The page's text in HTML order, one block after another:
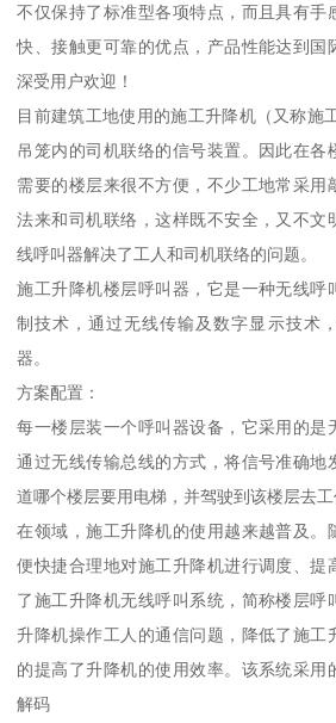
不仅保持了标准型各项特点，而且具有手
快、接触更可靠的优点，产品性能达到国
深受用户欢迎！
目前建筑工地使用的施工升降机（又称施
吊笼内的司机联络的信号装置。因此在各
需要的楼层来很不方便，不少工地常采用
法来和司机联络，这样既不安全，又不文
线呼叫器解决了工人和司机联络的问题。
施工升降机楼层呼叫器，它是一种无线呼
制技术，通过无线传输及数字显示技术
器。
方案配置：
每一楼层装一个呼叫器设备，它采用的是
通过无线传输总线的方式，将信号准确地
道哪个楼层要用电梯，并驾驶到该楼层去工
在领域，施工升降机的使用越来越普及。
便快捷合理地对施工升降机进行调度、提
了施工升降机无线呼叫系统，简称楼层呼
升降机操作工人的通信问题，降低了施工
的提高了升降机的使用效率。该系统采用
解码